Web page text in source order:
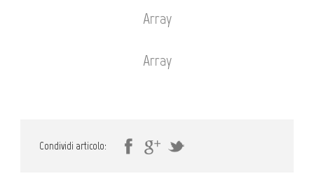
Array
Array
Condividi articolo: